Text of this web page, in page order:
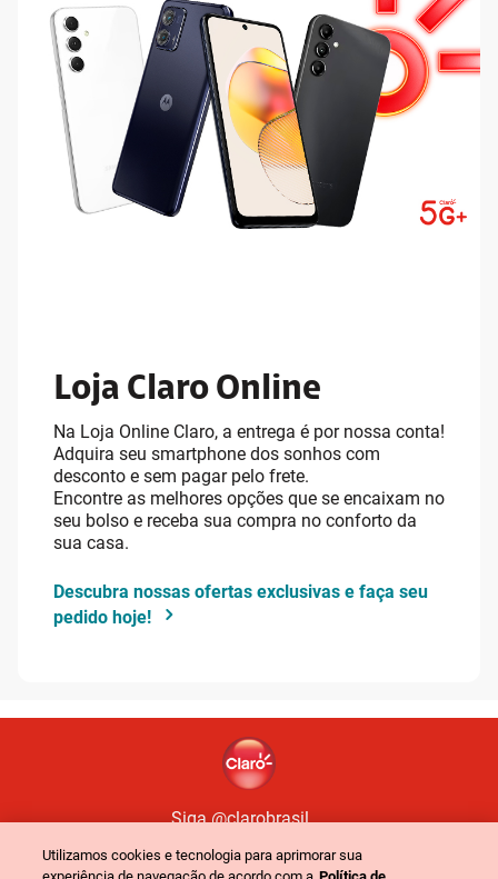
Loja Claro Online
Na Loja Online Claro, a entrega é por nossa conta!
Adquira seu smartphone dos sonhos com
desconto e sem pagar pelo frete.
Encontre as melhores opções que se encaixam no
seu bolso e receba sua compra no conforto da
sua casa.
Descubra nossas ofertas exclusivas e faça seu
pedido hoje!
Siga @clarobrasil
Utilizamos cookies e tecnologia para aprimorar sua